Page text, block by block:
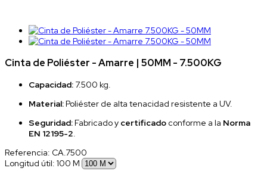
Cinta de Poliéster - Amarre | 50MM - 7.500KG
Capacidad: 7.500 kg.
Material:Poliéster de alta tenacidad resistente a UV.
Seguridad:Fabricado y certificado conforme a la Norma
EN 12195-2.
Referencia: CA.7500
Longitud útil: 100 M